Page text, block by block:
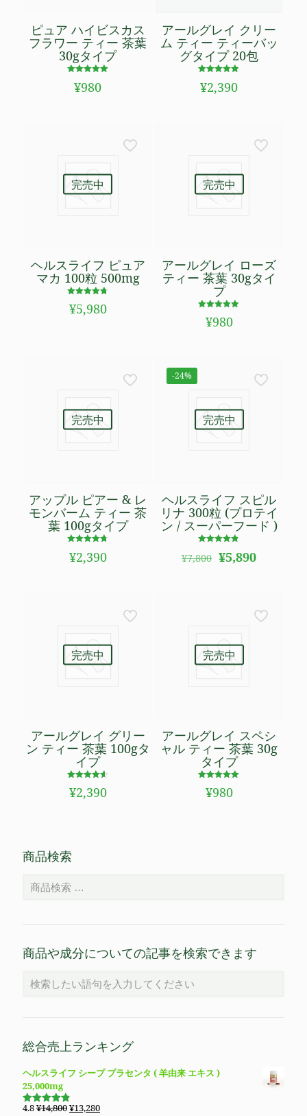
ピュア ハイビスカス
フラワー ティー 茶葉
30gタイプ
5.00
¥980
アールグレイ クリー
ム ティー ティーバッ
グタイプ 20包
4.89
の評価
¥2,390
完売中
ヘルスライフ ピュア
マカ 100粒 500mg
4.74
の評価
¥5,980
完売中
アールグレイ ローズ
ティー 茶葉 30gタイ
プ
5.00
¥980
完売中
アップル ピアー & レ
モンバーム ティー 茶
葉 100gタイプ
4.71
の評価
¥2,390
-24%
完売中
ヘルスライフ スピル
リナ 300粒 (プロテイ
ン / スーパーフード )
4.79
¥7,800 元
¥7,800
し
た。
¥5,890現
格
は
完売中
アールグレイ グリー
ン ティー 茶葉 100gタ
イプ
4.56
の評価
¥2,390
完売中
アールグレイ スペシ
ャル ティー 茶葉 30g
タイプ
5.00
¥980
商品検索
商品や成分についての記事を検索できます
総合売上ランキング
ヘルスライフ シープ プラセンタ ( 羊由来 エキス )
25,000mg
5段階で
4.8¥14,800元
¥13,280現